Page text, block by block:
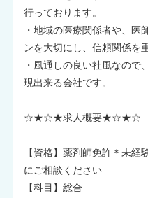
行っております。
・地域の医療関係者や、医
ンを大切にし、信頼関係を
・風通しの良い社風なので
現出来る会社です。
☆★☆★求人概要★☆★☆
【資格】薬剤師免許＊未
にご相談ください
【科目】総合